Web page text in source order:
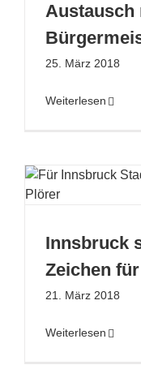
Austausch
25. März 2018
Weiterlesen
Innsbruck
Zeichen
21. März 2018
Weiterlesen